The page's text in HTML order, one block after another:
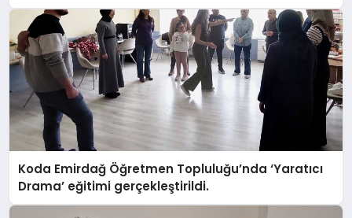
Koda Emirdağ Öğretmen Topluluğu’nda ‘Yaratıcı
Drama’ eğitimi gerçekleştirildi.